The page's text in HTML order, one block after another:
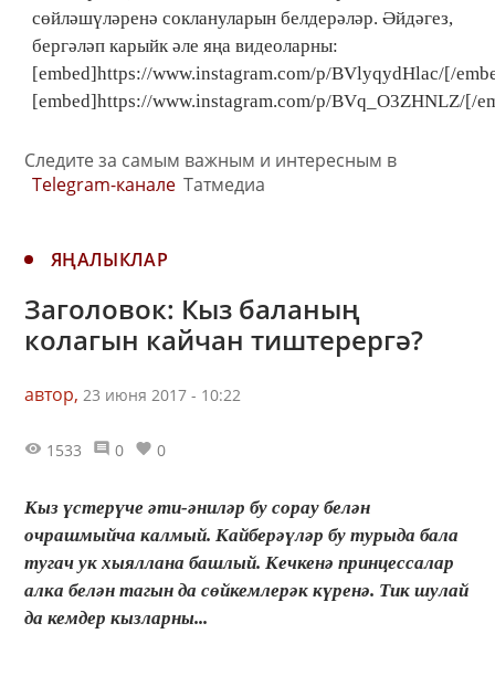
сөйләшүләренә соклануларын белдерәләр. Әйдәгез,
бергәләп карыйк әле яңа видеоларны:
[embed]https://www.instagram.com/p/BVlyqydHlac/[/
[embed]https://www.instagram.com/p/BVq_O3ZHNLZ/[/
Следите за самым важным и интересным в
Telegram-канале Татмедиа
ЯҢАЛЫКЛАР
Заголовок: Кыз баланың
колагын кайчан тиштерергә?
автор, 23 июня 2017 - 10:22
1533 0 0
Кыз үстерүче әти-әниләр бу сорау белән
очрашмыйча калмый. Кайберәүләр бу турыда бала
тугач ук хыяллана башлый. Кечкенә принцессалар
алка белән тагын да сөйкемлерәк күренә. Тик шулай
да кемдер кызларны...